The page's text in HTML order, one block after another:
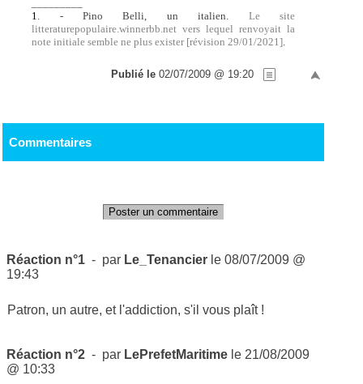
1
. - Pino Belli, un italien.
Le site
litteraturepopulaire.winnerbb.net vers lequel renvoyait la
note initiale semble ne plus exister [révision 29/01/2021]
Publié le 02/07/2009 @ 19:20
Commentaires
Poster un commentaire
Réaction n°1 - par Le_Tenancier le 08/07/2009 @
19:43
Patron, un autre, et l'addiction, s'il vous plaît !
Réaction n°2 - par LePrefetMaritime le 21/08/2009
@ 10:33